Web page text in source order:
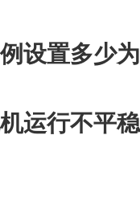
设置多少
运行不平